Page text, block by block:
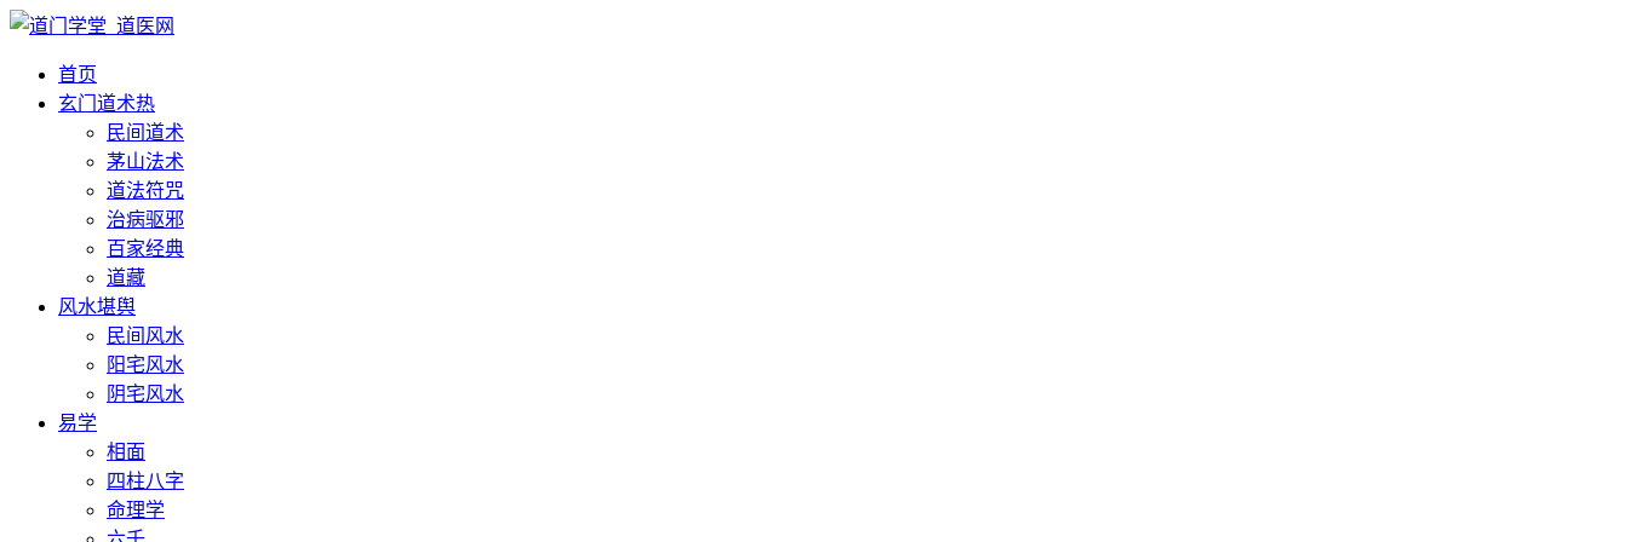
首页
玄门道术热
民间道术
茅山法术
道法符咒
治病驱邪
百家经典
道藏
风水堪舆
民间风水
阳宅风水
阴宅风水
易学
相面
四柱八字
命理学